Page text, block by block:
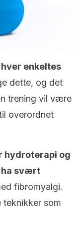
enkeltes
dette, og det
trening vil være
overordnet
hydroterapi og
ha svært
fibromyalgi.
teknikker som